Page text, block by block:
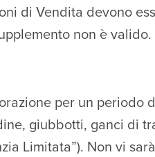
di Vendita devono
non è valido.
per un periodo
giubbotti, ganci di
Limitata”). Non vi